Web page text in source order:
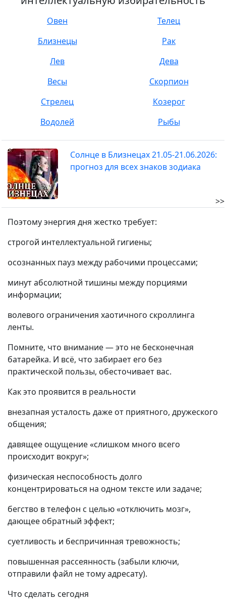
Овен
Телец
Близнецы
Рак
Лев
Дева
Весы
Скорпион
Стрелец
Козерог
Водолей
Рыбы
Солнце в Близнецах 21.05-21.06.2026:
прогноз для всех знаков зодиака
>>
Поэтому энергия дня жестко требует:
строгой интеллектуальной гигиены;
осознанных пауз между рабочими процессами;
минут абсолютной тишины между порциями
информации;
волевого ограничения хаотичного скроллинга
ленты.
Помните, что внимание — это не бесконечная
батарейка. И всё, что забирает его без
практической пользы, обесточивает вас.
Как это проявится в реальности
внезапная усталость даже от приятного, дружеского
общения;
давящее ощущение «слишком много всего
происходит вокруг»;
физическая неспособность долго
концентрироваться на одном тексте или задаче;
бегство в телефон с целью «отключить мозг»,
дающее обратный эффект;
суетливость и беспричинная тревожность;
повышенная рассеянность (забыли ключи,
отправили файл не тому адресату).
Что сделать сегодня